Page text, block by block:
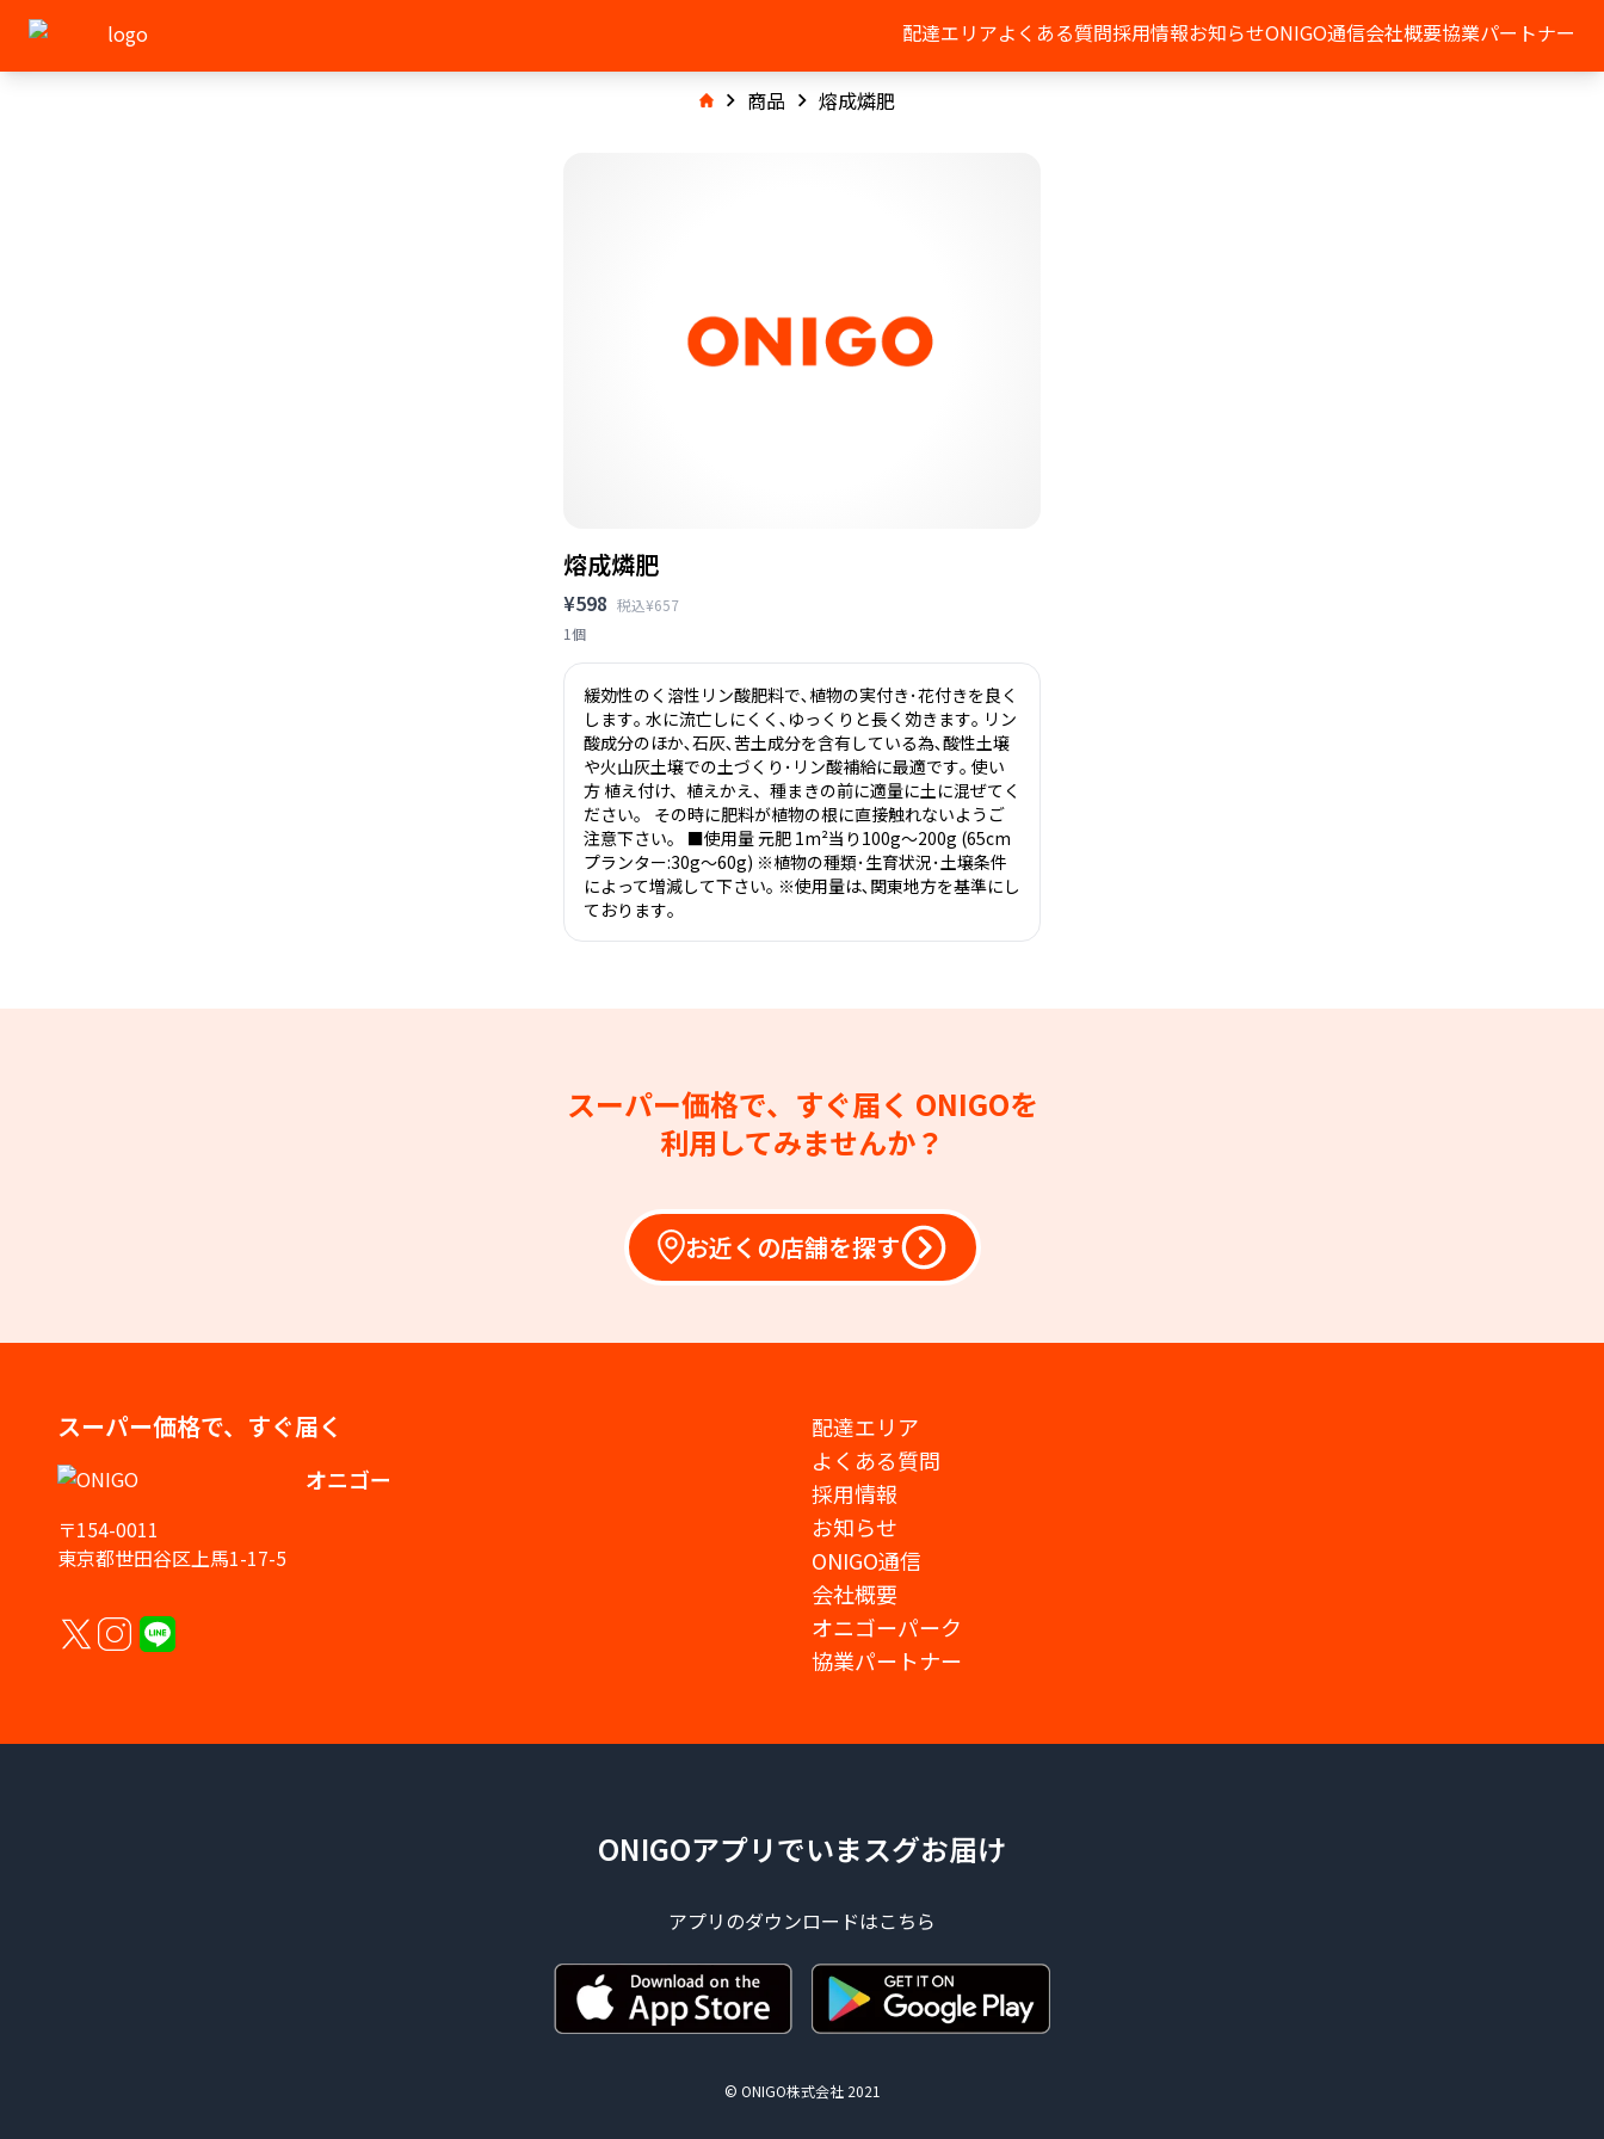
配達エリアよくある質問採用情報お知らせONIGO通信会社概要協業パートナー
商品 熔成燐肥
熔成燐肥
¥598 税込¥657
1個
緩効性のく溶性リン酸肥料で､植物の実付き･花付きを良く
します｡ 水に流亡しにくく､ゆっくりと長く効きます｡ リン
酸成分のほか､石灰､苦土成分を含有している為､酸性土壌
や火山灰土壌での土づくり･リン酸補給に最適です｡ 使い
方 植え付け、植えかえ、種まきの前に適量に土に混ぜてく
ださい。 その時に肥料が植物の根に直接触れないようご
注意下さい。 ■使用量 元肥 1m²当り100g～200g (65cm
プランター:30g～60g) ※植物の種類･生育状況･土壌条件
によって増減して下さい｡ ※使用量は､関東地方を基準にし
ております｡
スーパー価格で、すぐ届く ONIGOを
利用してみませんか？
お近くの店舗を探す
スーパー価格で、すぐ届く
オニゴー
〒154-0011
東京都世田谷区上馬1-17-5
配達エリア
よくある質問
採用情報
お知らせ
ONIGO通信
会社概要
オニゴーパーク
協業パートナー
ONIGOアプリでいまスグお届け
アプリのダウンロードはこちら
© ONIGO株式会社 2021